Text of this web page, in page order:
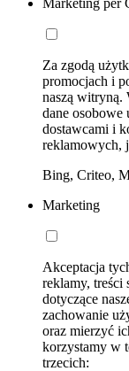
Marketing per
Za zgodą
promocjach i
naszą witryną.
dane
dostawcami i
reklamowych,
Bing, Criteo,
Marketing
Akceptacja
reklamy, treści
dotyczące
zachowanie
oraz mierzyć
korzystamy w
trzecich: